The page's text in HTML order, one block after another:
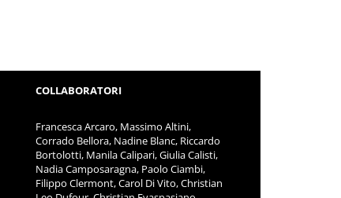
COLLABORATORI
Francesca Arcaro, Massimo Altini,
Corrado Bellora, Nadine Blanc, Riccardo
Bortolotti, Manila Calipari, Giulia Calisti,
Nadia Camposaragna, Paolo Ciambi,
Filippo Clermont, Carol Di Vito, Christian